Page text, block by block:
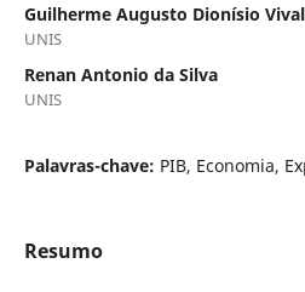
Guilherme Augusto Dionísio
UNIS
Renan Antonio da Silva
UNIS
Palavras-chave: PIB, Economia,
Resumo